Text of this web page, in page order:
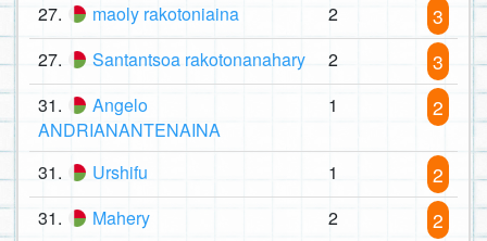
27. maoly rakotoniaina 2 3
27. Santantsoa rakotonanahary 2 3
31.
Angelo
ANDRIANANTENAINA
1 2
31. Urshifu 1 2
31. Mahery 2 2